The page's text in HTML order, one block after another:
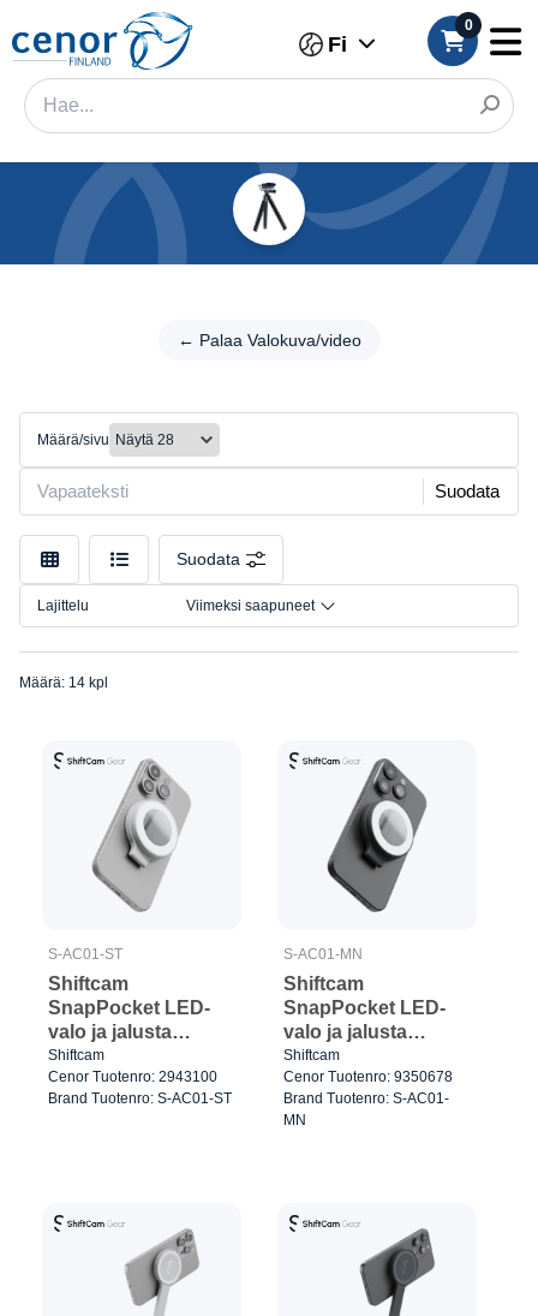
Fi
0
← Palaa Valokuva/video
Kategoriat
Suodatin
Väri
Liitäntä
Malli
Määrä/sivu
Suodata
Suodata
Lajittelu Viimeksi saapuneet
Määrä: 14 kpl
S-AC01-ST
Shiftcam
SnapPocket LED-
valo ja jalusta
MagSafe-
yhteensopiva
Greige
Shiftcam
Cenor Tuotenro: 2943100
Brand Tuotenro: S-AC01-ST
S-AC01-MN
Shiftcam
SnapPocket LED-
valo ja jalusta
MagSafe-
yhteensopiva Musta
Shiftcam
Cenor Tuotenro: 9350678
Brand Tuotenro: S-AC01-
MN